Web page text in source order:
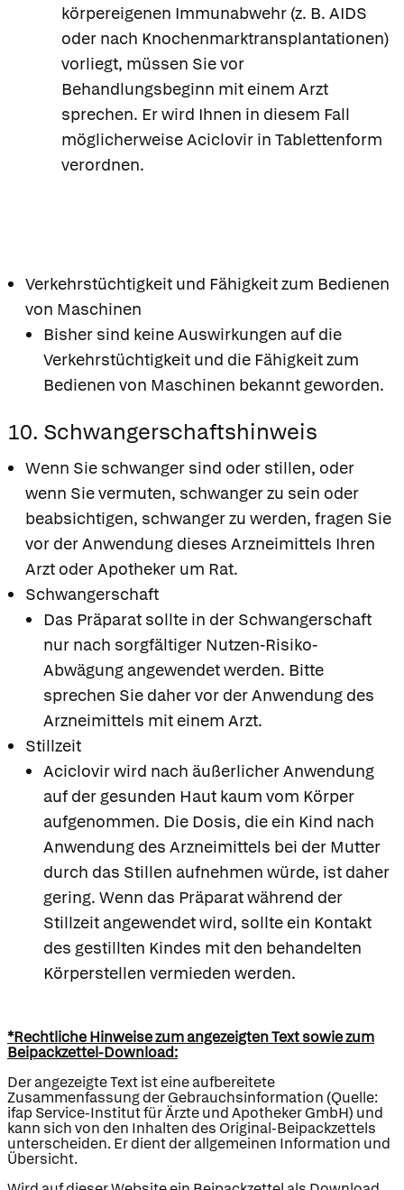
körpereigenen Immunabwehr (z. B. AIDS
oder nach Knochenmarktransplantationen)
vorliegt, müssen Sie vor
Behandlungsbeginn mit einem Arzt
sprechen. Er wird Ihnen in diesem Fall
möglicherweise Aciclovir in Tablettenform
verordnen.
Verkehrstüchtigkeit und Fähigkeit zum Bedienen
von Maschinen
Bisher sind keine Auswirkungen auf die
Verkehrstüchtigkeit und die Fähigkeit zum
Bedienen von Maschinen bekannt geworden.
10. Schwangerschaftshinweis
Wenn Sie schwanger sind oder stillen, oder
wenn Sie vermuten, schwanger zu sein oder
beabsichtigen, schwanger zu werden, fragen Sie
vor der Anwendung dieses Arzneimittels Ihren
Arzt oder Apotheker um Rat.
Schwangerschaft
Das Präparat sollte in der Schwangerschaft
nur nach sorgfältiger Nutzen-Risiko-
Abwägung angewendet werden. Bitte
sprechen Sie daher vor der Anwendung des
Arzneimittels mit einem Arzt.
Stillzeit
Aciclovir wird nach äußerlicher Anwendung
auf der gesunden Haut kaum vom Körper
aufgenommen. Die Dosis, die ein Kind nach
Anwendung des Arzneimittels bei der Mutter
durch das Stillen aufnehmen würde, ist daher
gering. Wenn das Präparat während der
Stillzeit angewendet wird, sollte ein Kontakt
des gestillten Kindes mit den behandelten
Körperstellen vermieden werden.
*Rechtliche Hinweise zum angezeigten Text sowie zum
Beipackzettel-Download:
Der angezeigte Text ist eine aufbereitete
Zusammenfassung der Gebrauchsinformation (Quelle:
ifap Service-Institut für Ärzte und Apotheker GmbH) und
kann sich von den Inhalten des Original-Beipackzettels
unterscheiden. Er dient der allgemeinen Information und
Übersicht.